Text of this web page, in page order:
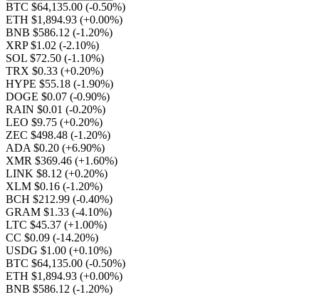
BTC $64,135.00 (-0.50%)
ETH $1,894.93 (+0.00%)
BNB $586.12 (-1.20%)
XRP $1.02 (-2.10%)
SOL $72.50 (-1.10%)
TRX $0.33 (+0.20%)
HYPE $55.18 (-1.90%)
DOGE $0.07 (-0.90%)
RAIN $0.01 (-0.20%)
LEO $9.75 (+0.20%)
ZEC $498.48 (-1.20%)
ADA $0.20 (+6.90%)
XMR $369.46 (+1.60%)
LINK $8.12 (+0.20%)
XLM $0.16 (-1.20%)
BCH $212.99 (-0.40%)
GRAM $1.33 (-4.10%)
LTC $45.37 (+1.00%)
CC $0.09 (-14.20%)
USDG $1.00 (+0.10%)
BTC $64,135.00 (-0.50%)
ETH $1,894.93 (+0.00%)
BNB $586.12 (-1.20%)